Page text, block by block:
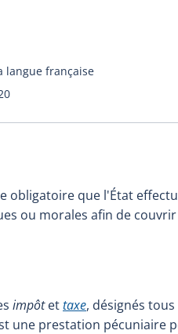
langue française
obligatoire que l'État
ou morales afin de
impôtettaxe, désignés
une prestation